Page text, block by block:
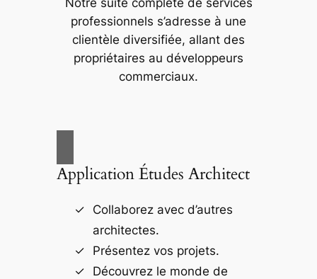
Notre suite complète de services
professionnels s’adresse à une
clientèle diversifiée, allant des
propriétaires au développeurs
commerciaux.
Application Études Architect
Collaborez avec d’autres
architectes.
Présentez vos projets.
Découvrez le monde de